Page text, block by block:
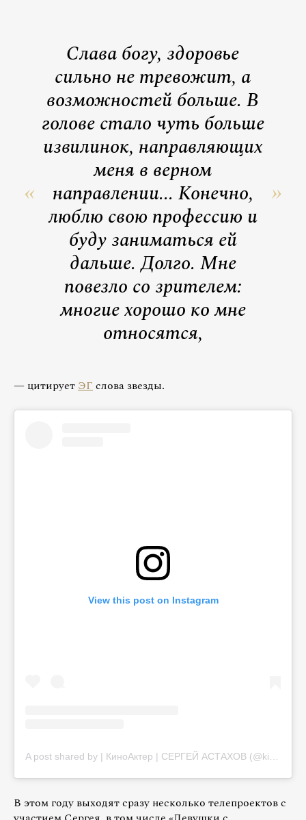
Слава богу, здоровье
сильно не тревожит, а
возможностей больше. В
голове стало чуть больше
извилинок, направляющих
меня в верном
направлении... Конечно,
люблю свою профессию и
буду заниматься ей
дальше. Долго. Мне
повезло со зрителем:
многие хорошо ко мне
относятся,
— цитирует ЭГ слова звезды.
View this post on Instagram
В этом году выходят сразу несколько телепроектов с